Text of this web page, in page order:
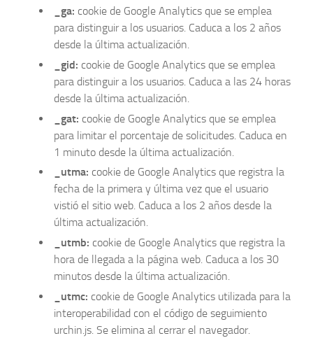
_ga: cookie de Google Analytics que se emplea
para distinguir a los usuarios. Caduca a los 2 años
desde la última actualización.
_gid: cookie de Google Analytics que se emplea
para distinguir a los usuarios. Caduca a las 24 horas
desde la última actualización.
_gat: cookie de Google Analytics que se emplea
para limitar el porcentaje de solicitudes. Caduca en
1 minuto desde la última actualización.
_utma: cookie de Google Analytics que registra la
fecha de la primera y última vez que el usuario
vistió el sitio web. Caduca a los 2 años desde la
última actualización.
_utmb: cookie de Google Analytics que registra la
hora de llegada a la página web. Caduca a los 30
minutos desde la última actualización.
_utmc: cookie de Google Analytics utilizada para la
interoperabilidad con el código de seguimiento
urchin.js. Se elimina al cerrar el navegador.